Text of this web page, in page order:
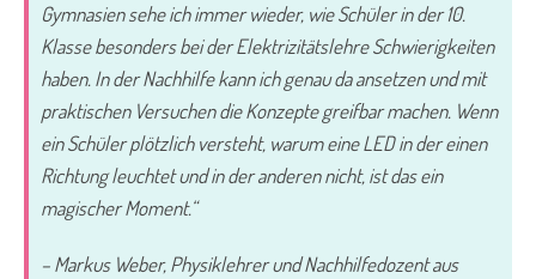
Gymnasien sehe ich immer wieder, wie Schüler in der 10.
Klasse besonders bei der Elektrizitätslehre Schwierigkeiten
haben. In der Nachhilfe kann ich genau da ansetzen und mit
praktischen Versuchen die Konzepte greifbar machen. Wenn
ein Schüler plötzlich versteht, warum eine LED in der einen
Richtung leuchtet und in der anderen nicht, ist das ein
magischer Moment.“
– Markus Weber, Physiklehrer und Nachhilfedozent aus